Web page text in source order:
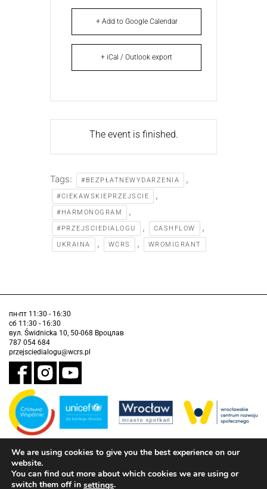
+ Add to Google Calendar
+ iCal / Outlook export
The event is finished.
Tags: #BEZPŁATNEWYDARZENIA ,
#CIEKAWSKIEPRZEJSCIE ,
#HARMONOGRAM ,
#PRZEJSCIEDIALOGU , CASHFLOW ,
UKRAINA , WCRS , WROMIGRANT
пн-пт 11:30 - 16:30
сб 11:30 - 16:30
вул. Świdnicka 10, 50-068 Вроцлав
787 054 684
przejsciedialogu@wcrs.pl
Завдання виконується муніципалітетом Вроцлава у партнерстві з
Дитячим фондом ООН (ЮНІСЕФ).
інформація про доступність
We are using cookies to give you the best experience on our
website.
You can find out more about which cookies we are using or
switch them off in settings.